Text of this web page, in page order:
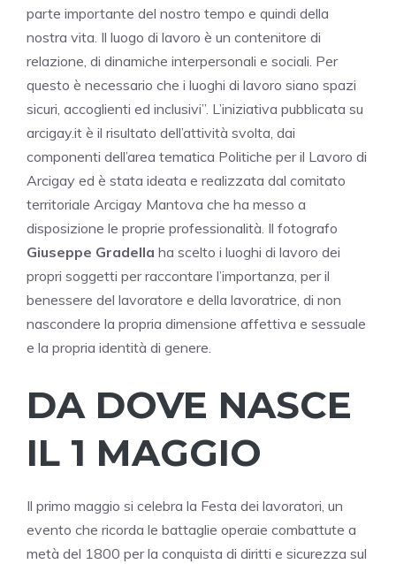
parte importante del nostro tempo e quindi della
nostra vita. Il luogo di lavoro è un contenitore di
relazione, di dinamiche interpersonali e sociali. Per
questo è necessario che i luoghi di lavoro siano spazi
sicuri, accoglienti ed inclusivi”. L’iniziativa pubblicata su
arcigay.it è il risultato dell’attività svolta, dai
componenti dell’area tematica Politiche per il Lavoro di
Arcigay ed è stata ideata e realizzata dal comitato
territoriale Arcigay Mantova che ha messo a
disposizione le proprie professionalità. Il fotografo
Giuseppe Gradella ha scelto i luoghi di lavoro dei
propri soggetti per raccontare l’importanza, per il
benessere del lavoratore e della lavoratrice, di non
nascondere la propria dimensione affettiva e sessuale
e la propria identità di genere.
DA DOVE NASCE
IL 1 MAGGIO
Il primo maggio si celebra la Festa dei lavoratori, un
evento che ricorda le battaglie operaie combattute a
metà del 1800 per la conquista di diritti e sicurezza sul